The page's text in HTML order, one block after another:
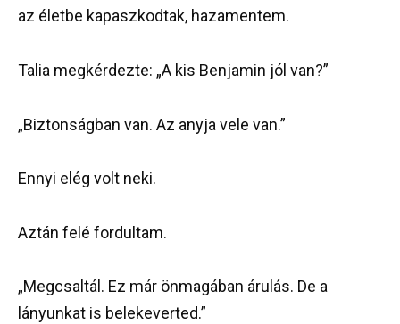
az életbe kapaszkodtak, hazamentem.
Talia megkérdezte: „A kis Benjamin jól van?”
„Biztonságban van. Az anyja vele van.”
Ennyi elég volt neki.
Aztán felé fordultam.
„Megcsaltál. Ez már önmagában árulás. De a
lányunkat is belekeverted.”